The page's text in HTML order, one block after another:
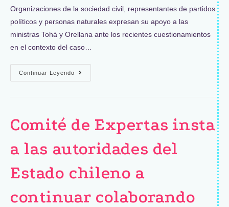
Organizaciones de la sociedad civil, representantes de partidos
políticos y personas naturales expresan su apoyo a las
ministras Tohá y Orellana ante los recientes cuestionamientos
en el contexto del caso…
Continuar Leyendo
Comité de Expertas insta
a las autoridades del
Estado chileno a
continuar colaborando